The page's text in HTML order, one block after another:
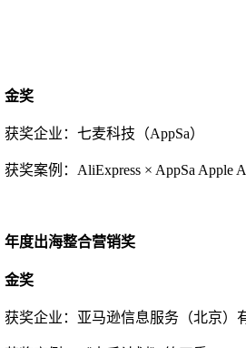
金奖
获奖企业： 七麦科技（AppSa）
获奖案例： AliExpress × AppSa Apple
年度出海整合营销奖
金奖
获奖企业： 亚马逊信息服务（北京）